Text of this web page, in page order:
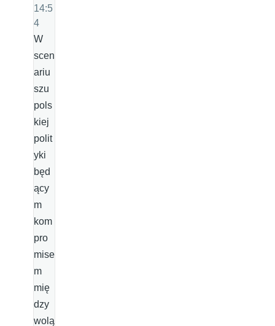
14:5
4
W
scen
ariu
szu
pols
kiej
polit
yki
będ
ący
m
kom
pro
mise
m
mię
dzy
wolą